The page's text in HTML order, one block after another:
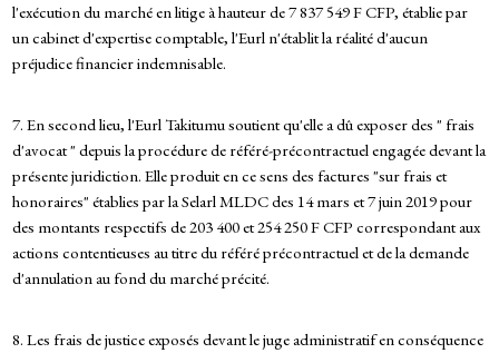
l'exécution du marché en litige à hauteur de 7 837 549 F CFP, établie par
un cabinet d'expertise comptable, l'Eurl n'établit la réalité d'aucun
préjudice financier indemnisable.
7. En second lieu, l'Eurl Takitumu soutient qu'elle a dû exposer des " frais
d'avocat " depuis la procédure de référé-précontractuel engagée devant la
présente juridiction. Elle produit en ce sens des factures "sur frais et
honoraires" établies par la Selarl MLDC des 14 mars et 7 juin 2019 pour
des montants respectifs de 203 400 et 254 250 F CFP correspondant aux
actions contentieuses au titre du référé précontractuel et de la demande
d'annulation au fond du marché précité.
8. Les frais de justice exposés devant le juge administratif en conséquence